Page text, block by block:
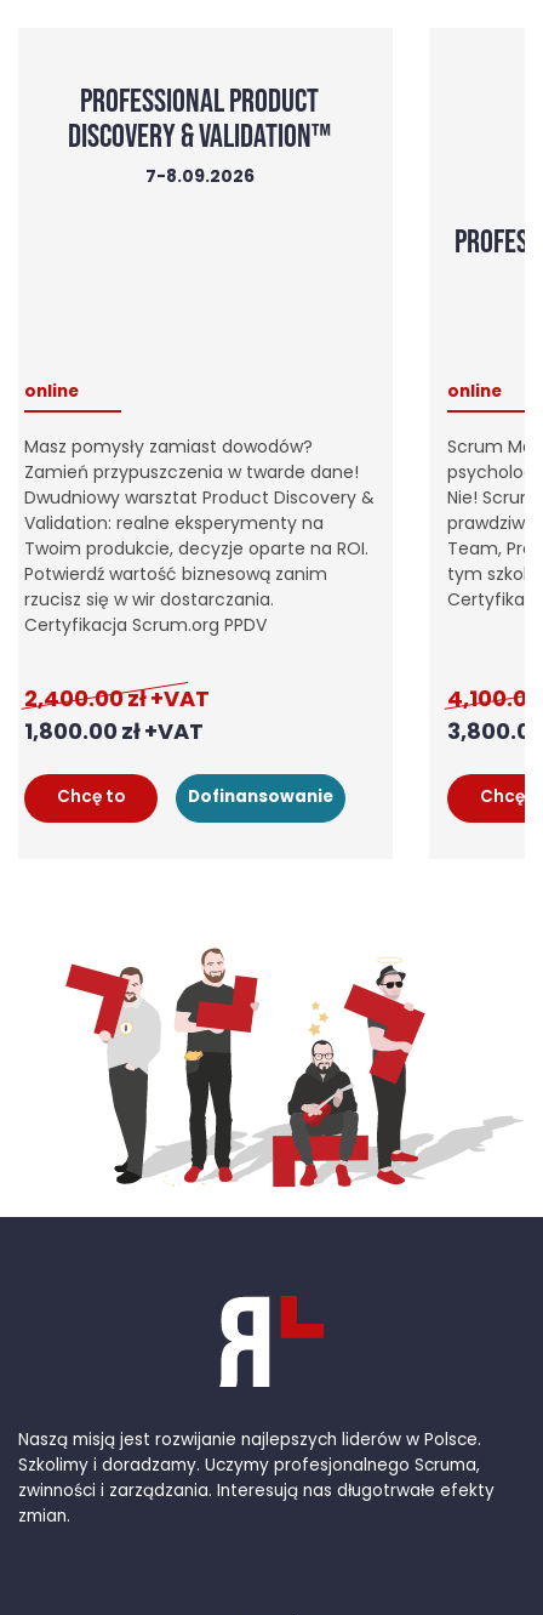
PROFESSIONAL PRODUCT
DISCOVERY & VALIDATION™
7-8.09.2026
online
Masz pomysły zamiast dowodów?
Zamień przypuszczenia w twarde dane!
Dwudniowy warsztat Product Discovery &
Validation: realne eksperymenty na
Twoim produkcie, decyzje oparte na ROI.
Potwierdź wartość biznesową zanim
rzucisz się w wir dostarczania.
Certyfikacja Scrum.org PPDV
2,400.00zł
Pierwotna
wynosiła:
2,400.00zł.
1,800.00 zł
cena
wynosi:
Chcę to Dofinansowanie
online
Scrum
psycholog
Nie!
Team,
tym
4,100.00
Pierwotna
wynosiła:
4,100.00zł.
cena
wynosi:
Chcę
Naszą misją jest rozwijanie najlepszych liderów w Polsce.
Szkolimy i doradzamy. Uczymy profesjonalnego Scruma,
zwinności i zarządzania. Interesują nas długotrwałe efekty
zmian.